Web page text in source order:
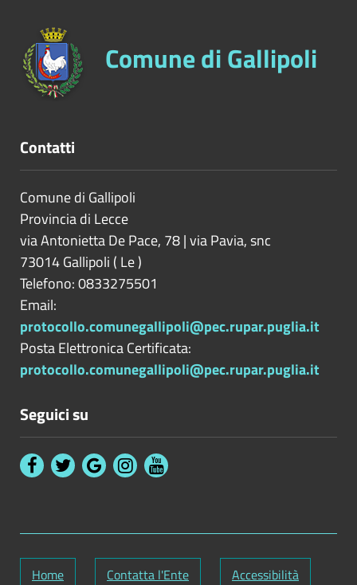
Comune di Gallipoli
Contatti
Comune di Gallipoli
Provincia di Lecce
via Antonietta De Pace, 78 | via Pavia, snc
73014Gallipoli ( Le)
Telefono: 0833275501
Email:
protocollo.comunegallipoli@pec.rupar.puglia.it
Posta Elettronica Certificata:
protocollo.comunegallipoli@pec.rupar.puglia.it
Seguici su
Home Contatta l'Ente Accessibilità